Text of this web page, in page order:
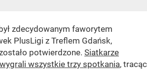
zdecydowanym faworytem
PlusLigi z Treflem Gdańsk,
potwierdzone. Siatkarze
wszystkie trzy spotkania, tracąc